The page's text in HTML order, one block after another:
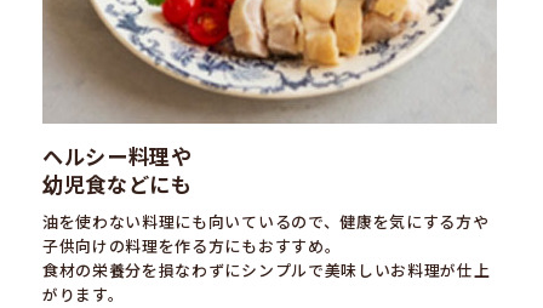
ヘルシー料理や
幼児食などにも
油を使わない料理にも向いているので、健康を気にする方や
子供向けの料理を作る方にもおすすめ。
食材の栄養分を損なわずにシンプルで美味しいお料理が仕上
がります。